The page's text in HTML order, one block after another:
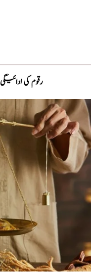
Payments رقوم کی ادائیگی